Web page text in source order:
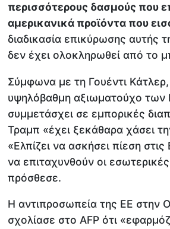
περισσότερους δασμούς που
αμερικανικά προϊόντα που
διαδικασία επικύρωσης αυτής
δεν έχει ολοκληρωθεί από το
Σύμφωνα με τη Γουέντι
υψηλόβαθμη αξιωματούχο των
συμμετάσχει σε εμπορικές
Τραμπ «έχει ξεκάθαρα χάσει
«Ελπίζει να ασκήσει πίεση
να επιταχυνθούν οι εσωτερικές
πρόσθεσε.
Η αντιπροσωπεία της ΕΕ στην
σχολίασε στο AFP ότι